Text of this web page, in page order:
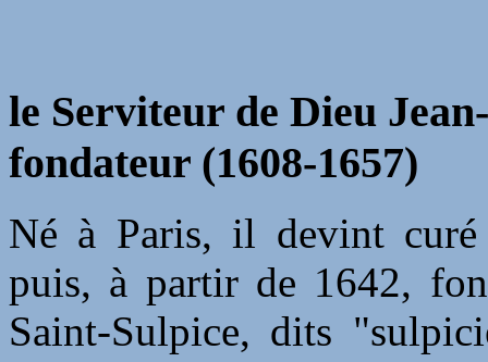
le Serviteur de Dieu
fondateur (1608-1657)
Né à Paris, il devint curé
puis, à partir de 1642,
Saint-Sulpice, dits